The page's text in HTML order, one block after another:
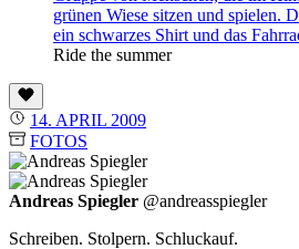
Ride the summer
14. APRIL 2009
FOTOS
Andreas Spiegler @andreasspiegler
Schreiben. Stolpern. Schluckauf.